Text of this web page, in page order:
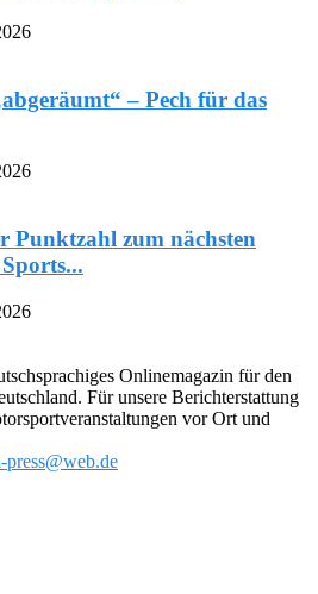
– Pech für das
zum nächsten
Onlinemagazin für den
Für unsere Berichterstattung
vor Ort und
press@web.de